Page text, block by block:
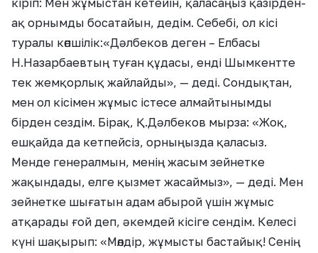
кіріп: Мен жұмыстан кетейін, қаласаңыз қазірден-
ақ орнымды босатайын, дедім. Себебі, ол кісі
туралы көпшілік:«Дәлбеков деген – Елбасы
Н.Назарбаевтың туған құдасы, енді Шымкентте
тек жемқорлық жайлайды», — деді. Сондықтан,
мен ол кісімен жұмыс істесе алмайтынымды
бірден сездім. Бірақ, Қ.Дәлбеков мырза: «Жоқ,
ешқайда да кетпейсіз, орныңызда қаласыз.
Менде генералмын, менің жасым зейнетке
жақындады, елге қызмет жасаймыз», — деді. Мен
зейнетке шығатын адам абырой үшін жұмыс
атқарады ғой деп, әкемдей кісіге сендім. Келесі
күні шақырып: «Мөлдір, жұмысты бастайық! Сенің